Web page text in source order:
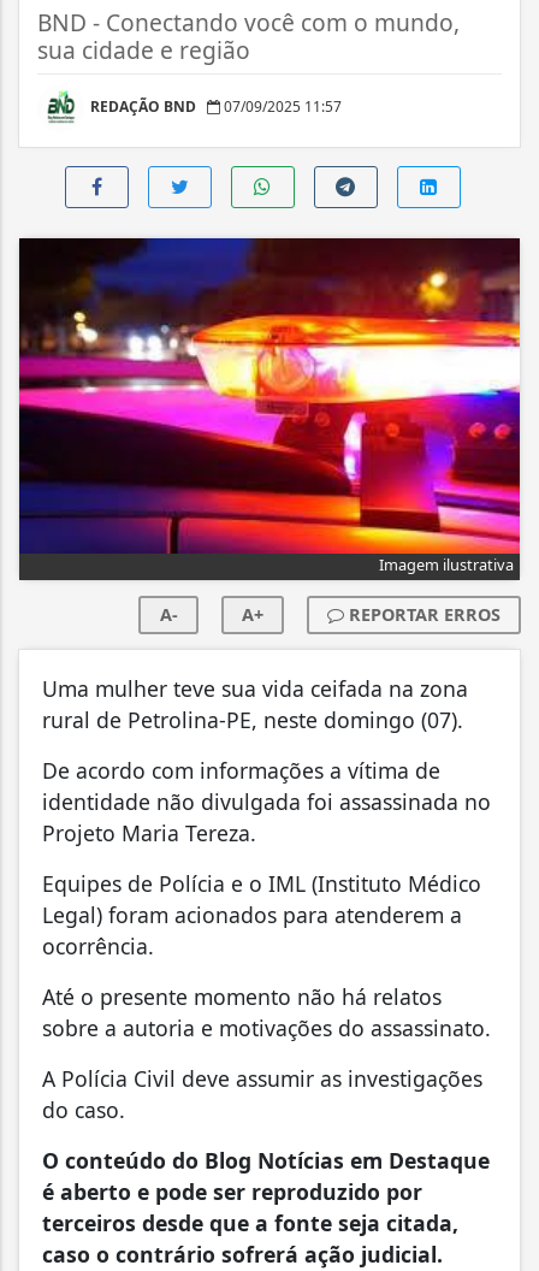
BND - Conectando você com o mundo,
sua cidade e região
REDAÇÃO BND 07/09/2025 11:57
Imagem ilustrativa
A- A+ REPORTAR ERROS
Uma mulher teve sua vida ceifada na zona
rural de Petrolina-PE, neste domingo (07).
De acordo com informações a vítima de
identidade não divulgada foi assassinada no
Projeto Maria Tereza.
Equipes de Polícia e o IML (Instituto Médico
Legal) foram acionados para atenderem a
ocorrência.
Até o presente momento não há relatos
sobre a autoria e motivações do assassinato.
A Polícia Civil deve assumir as investigações
do caso.
O conteúdo do Blog Notícias em Destaque
é aberto e pode ser reproduzido por
terceiros desde que a fonte seja citada,
caso o contrário sofrerá ação judicial.